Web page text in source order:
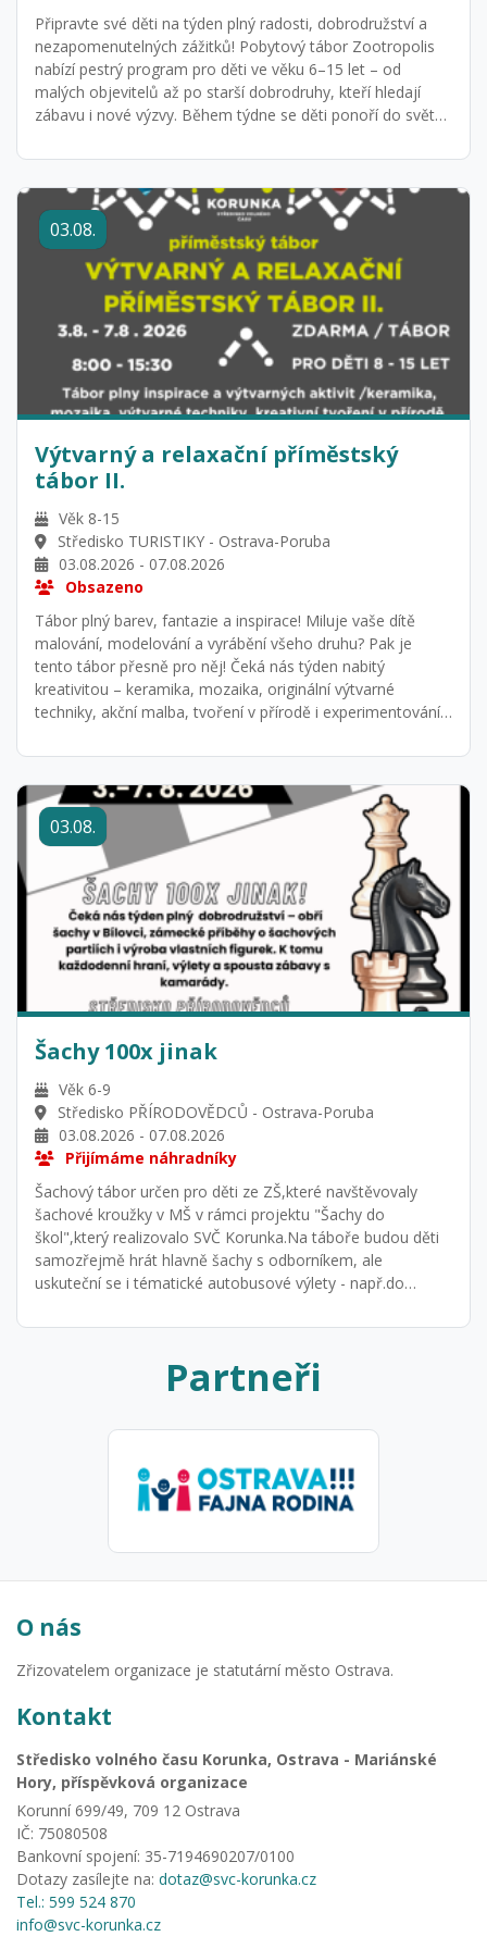
Připravte své děti na týden plný radosti, dobrodružství a
nezapomenutelných zážitků! Pobytový tábor Zootropolis
nabízí pestrý program pro děti ve věku 6–15 let – od
malých objevitelů až po starší dobrodruhy, kteří hledají
zábavu i nové výzvy. Během týdne se děti ponoří do světa
dílen, her, soutěží, pohybových aktivit i dobrodružných
výprav do přírody. Každý den přinese nové příběhy,
kamarádství a spoustu smíchu. Děti budou tvořit,
objevovat, plnit tematické mise, sportovat, soutěžit a
rozvíjet spolupráci i kreativitu – a přitom si naplno užijí
prázdniny. Pobytový tábor Zootropolis je bezpečné a
přátelské prostředí, kde se děti mohou realizovat, být
samy sebou a zažít léto, na které budou vzpomínat.
Připojte se k nám a dopřejte svým dětem týden plný
zábavy, smíchu a dobrodružství v Zootropolis!
03.08.
Výtvarný a relaxační příměstský
tábor II.
Věk 8-15
Středisko TURISTIKY - Ostrava-Poruba
03.08.2026 - 07.08.2026
Obsazeno
Tábor plný barev, fantazie a inspirace! Miluje vaše dítě
malování, modelování a vyrábění všeho druhu? Pak je
tento tábor přesně pro něj! Čeká nás týden nabitý
kreativitou – keramika, mozaika, originální výtvarné
techniky, akční malba, tvoření v přírodě i experimentování s
výtvarným dobrodružstvím a užijeme si společný výlet do
ZOO. Tento tábor je určen dětem, které opravdu rády tvoří
– výtvarné aktivity jsou hlavní a nejdůležitější součástí
programu. Pokud vaše dítě miluje svět barev a fantazie,
tady bude jako doma! Děti mohou přicházet již v 7:30.
03.08.
Šachy 100x jinak
Věk 6-9
Středisko PŘÍRODOVĚDCŮ - Ostrava-Poruba
03.08.2026 - 07.08.2026
Přijímáme náhradníky
Šachový tábor určen pro děti ze ZŠ,které navštěvovaly
šachové kroužky v MŠ v rámci projektu "Šachy do
škol",který realizovalo SVČ Korunka.Na táboře budou děti
samozřejmě hrát hlavně šachy s odborníkem, ale
uskuteční se i tématické autobusové výlety - např.do
Raduň, kde se podívají na šachy ze 17.století,součástí
dřeva a mozaikování... Tábor je pro děti zdarma a
financován z prostředků Europe Direct Ostrava.
Partneři
O nás
Zřizovatelem organizace je statutární město Ostrava.
Kontakt
Středisko volného času Korunka, Ostrava - Mariánské
Hory, příspěvková organizace
Korunní 699/49, 709 12 Ostrava
IČ: 75080508
Bankovní spojení: 35-7194690207/0100
Dotazy zasílejte na: dotaz@svc-korunka.cz
Tel.: 599 524 870
info@svc-korunka.cz